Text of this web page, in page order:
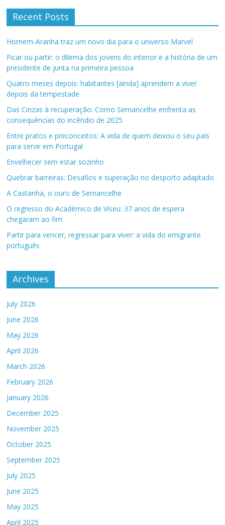
Recent Posts
Homem-Aranha traz um novo dia para o universo Marvel
Ficar ou partir: o dilema dos jovens do interior e a história de um
presidente de junta na primeira pessoa
Quatro meses depois: habitantes [ainda] aprendem a viver
depois da tempestade
Das Cinzas à recuperação: Como Sernancelhe enfrenta as
consequências do incêndio de 2025
Entre pratos e preconceitos: A vida de quem deixou o seu país
para servir em Portugal
Envelhecer sem estar sozinho
Quebrar barreiras: Desafios e superação no desporto adaptado
A Castanha, o ouro de Sernancelhe
O regresso do Académico de Viseu: 37 anos de espera
chegaram ao fim
Partir para vencer, regressar para viver: a vida do emigrante
português
Archives
July 2026
June 2026
May 2026
April 2026
March 2026
February 2026
January 2026
December 2025
November 2025
October 2025
September 2025
July 2025
June 2025
May 2025
April 2025